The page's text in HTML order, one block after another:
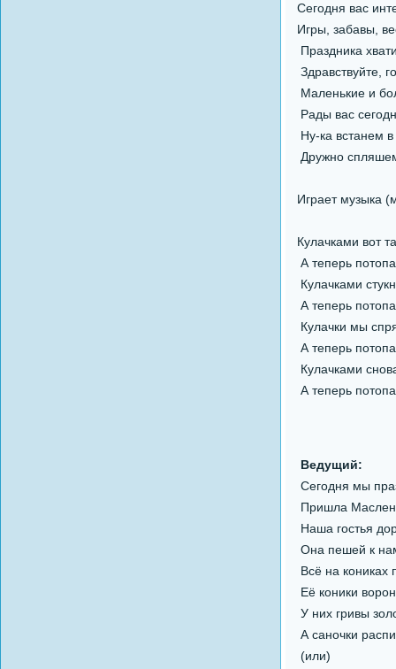
Сегодня вас
Игры, забавы,
Праздника
Здравствуйте,
Маленькие и
Рады вас
Ну-ка встанем
Дружно
Играет музыка
Кулачками вот
А теперь
Кулачками
А теперь
Кулачки мы
А теперь
Кулачками
А теперь
Ведущий:
Сегодня мы
Пришла
Наша гостья
Она пешей к
Всё на кониках
Её коники
У них гривы
А саночки
(или)